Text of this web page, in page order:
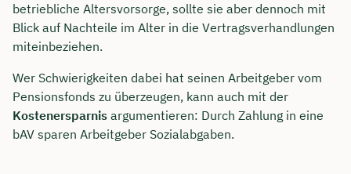
betriebliche Altersvorsorge, sollte sie aber dennoch mit
Blick auf Nachteile im Alter in die Vertragsverhandlungen
miteinbeziehen.
Wer Schwierigkeiten dabei hat seinen Arbeitgeber vom
Pensionsfonds zu überzeugen, kann auch mit der
Kostenersparnis argumentieren: Durch Zahlung in eine
bAV sparen Arbeitgeber Sozialabgaben.